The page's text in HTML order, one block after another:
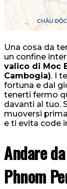
Una cosa da
un confine
valico di Moc
Cambogia). I
fortuna e dal
tenerti fermo
davanti al tuo.
muoversi
e ti evita code
Andare
Phnom